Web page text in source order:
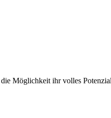
Möglichkeit ihr volles